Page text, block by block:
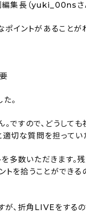
集長（yuki_00nsさ
イントがあることが
。
すので、どうして
な質問を担ってい
多数いただきます。
を拾うことができる
が、折角LIVEをする